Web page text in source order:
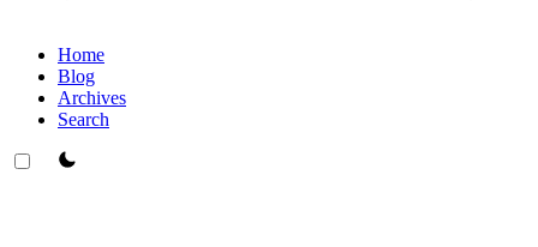
Home
Blog
Archives
Search
theme switcher